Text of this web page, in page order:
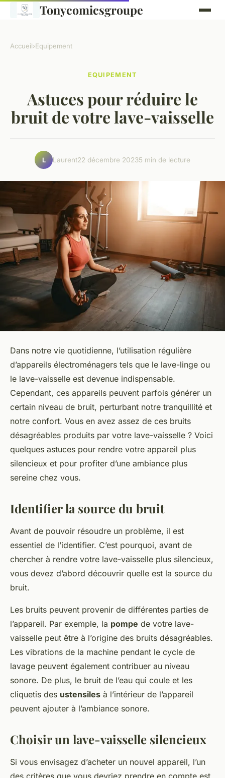
Tonycomicsgroupe
Accueil›Equipement
EQUIPEMENT
Astuces pour réduire le
bruit de votre lave-vaisselle
L Laurent22 décembre 20235 min de lecture
Dans notre vie quotidienne, l’utilisation régulière
d’appareils électroménagers tels que le lave-linge ou
le lave-vaisselle est devenue indispensable.
Cependant, ces appareils peuvent parfois générer un
certain niveau de bruit, perturbant notre tranquillité et
notre confort. Vous en avez assez de ces bruits
désagréables produits par votre lave-vaisselle ? Voici
quelques astuces pour rendre votre appareil plus
silencieux et pour profiter d’une ambiance plus
sereine chez vous.
Identifier la source du bruit
Avant de pouvoir résoudre un problème, il est
essentiel de l’identifier. C’est pourquoi, avant de
chercher à rendre votre lave-vaisselle plus silencieux,
vous devez d’abord découvrir quelle est la source du
bruit.
Les bruits peuvent provenir de différentes parties de
l’appareil. Par exemple, la pompe de votre lave-
vaisselle peut être à l’origine des bruits désagréables.
Les vibrations de la machine pendant le cycle de
lavage peuvent également contribuer au niveau
sonore. De plus, le bruit de l’eau qui coule et les
cliquetis des ustensiles à l’intérieur de l’appareil
peuvent ajouter à l’ambiance sonore.
Choisir un lave-vaisselle silencieux
Si vous envisagez d’acheter un nouvel appareil, l’un